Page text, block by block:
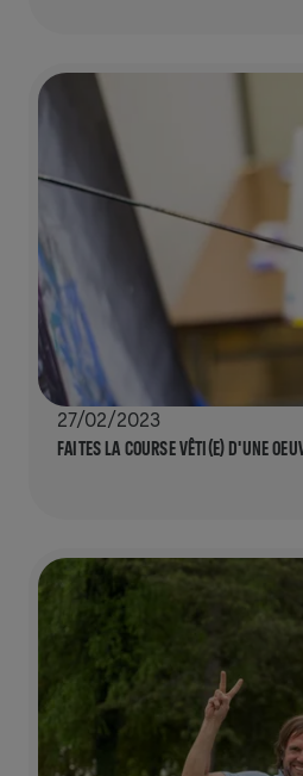
27/02/2023
FAITES LA COURSE VÊTI(E) D'UNE